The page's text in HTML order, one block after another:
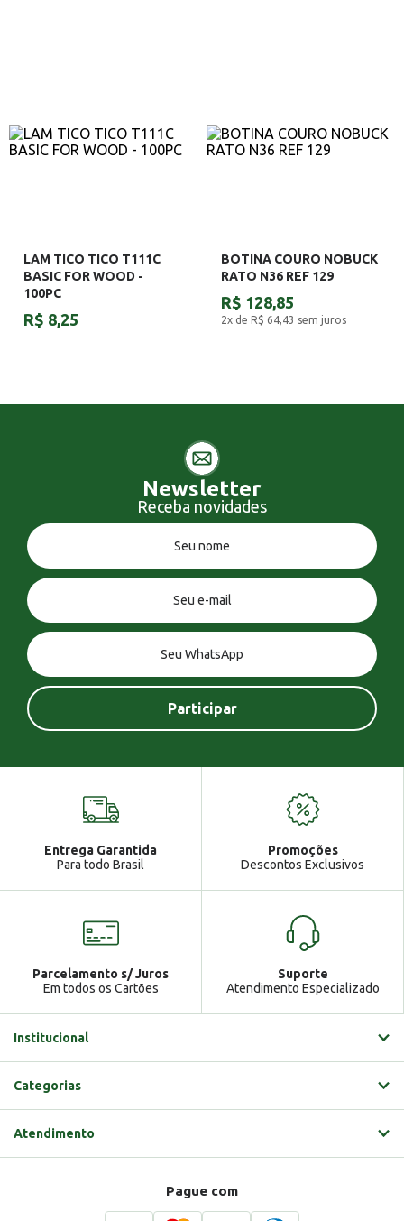
LAM TICO TICO T111C
BASIC FOR WOOD -
100PC
R$ 8,25
BOTINA COURO NOBUCK
RATO N36 REF 129
R$ 128,85
2x de R$ 64,43 sem juros
Newsletter
Receba novidades
Entrega Garantida
Para todo Brasil
Promoções
Descontos Exclusivos
Parcelamento s/ Juros
Em todos os Cartões
Suporte
Atendimento Especializado
Institucional
Categorias
Atendimento
Pague com
Você tem uma mensagem!
Ga Atendimento
Gabrielle